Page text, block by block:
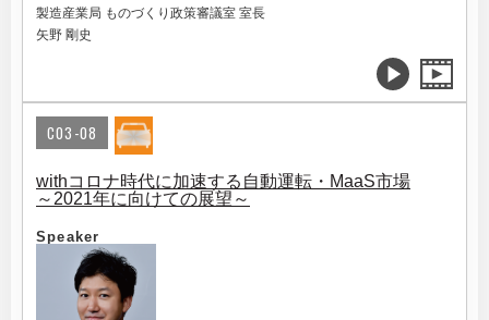
製造産業局 ものづくり政策審議室 室長
矢野 剛史
C03-08
withコロナ時代に加速する自動運転・MaaS市場
～2021年に向けての展望～
Speaker